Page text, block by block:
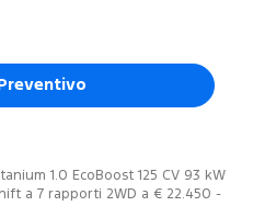
1.0 EcoBoost 125 CV 93 kW
a 7 rapporti 2WD a € 22.450 -